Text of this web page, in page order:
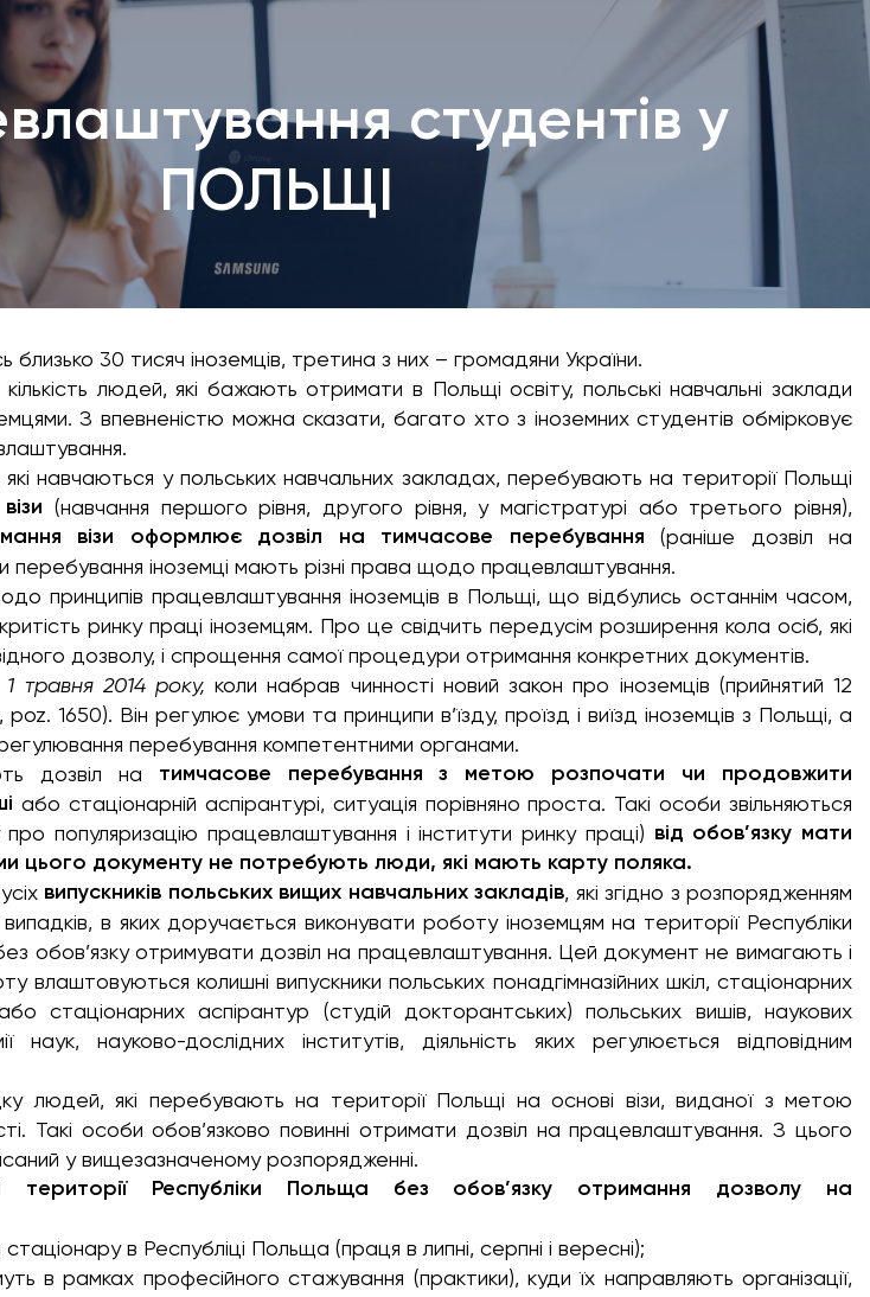
студентів у
ПОЛЬЩІ
близько 30 тисяч іноземців, третина з них – громадяни України.
людей, які бажають отримати в Польщі освіту, польські навчальні заклади
З впевненістю можна сказати, багато хто з іноземних студентів обмірковує
навчаються у польських навчальних закладах, перебувають на території Польщі
(навчання першого рівня, другого рівня, у магістратурі або третього рівня),
візи оформлює дозвіл на тимчасове перебування (раніше дозвіл на
перебування іноземці мають різні права щодо працевлаштування.
принципів працевлаштування іноземців в Польщі, що відбулись останнім часом,
ринку праці іноземцям. Про це свідчить передусім розширення кола осіб, які
дозволу, і спрощення самої процедури отримання конкретних документів.
1 травня 2014 року, коли набрав чинності новий закон про іноземців (прийнятий 12
1650). Він регулює умови та принципи в’їзду, проїзд і виїзд іноземців з Польщі, а
перебування компетентними органами.
дозвіл на тимчасове перебування з метою розпочати чи продовжити
або стаціонарній аспірантурі, ситуація порівняно проста. Такі особи звільняються
популяризацію працевлаштування і інститути ринку праці) від обов’язку мати
цього документу не потребують люди, які мають карту поляка.
випускників польських вищих навчальних закладів, які згідно з розпорядженням
в яких доручається виконувати роботу іноземцям на території Республіки
обов’язку отримувати дозвіл на працевлаштування. Цей документ не вимагають і
влаштовуються колишні випускники польських понадгімназійних шкіл, стаціонарних
стаціонарних аспірантур (студій докторантських) польських вишів, наукових
наук, науково-дослідних інститутів, діяльність яких регулюється відповідним
людей, які перебувають на території Польщі на основі візи, виданої з метою
Такі особи обов’язково повинні отримати дозвіл на працевлаштування. З цього
у вищезазначеному розпорядженні.
території Республіки Польща без обов’язку отримання дозволу на
в Республіці Польща (праця в липні, серпні і вересні);
в рамках професійного стажування (практики), куди їх направляють організації,